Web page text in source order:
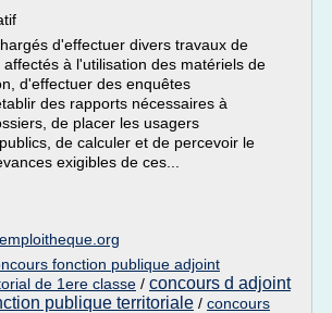
d'effectuer divers travaux de
à l'utilisation des matériels de
d'effectuer des enquêtes
des rapports nécessaires à
de placer les usagers
de calculer et de percevoir le
exigibles de ces...
fonction publique adjoint
de 1ere classe / concours d adjoint
publique territoriale / concours